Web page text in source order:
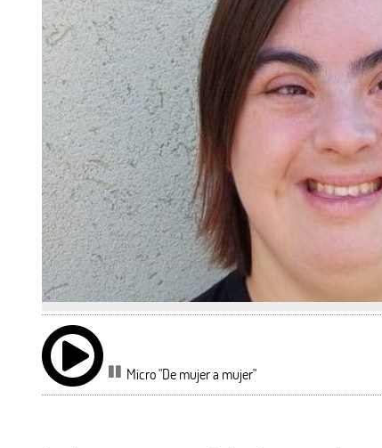
Micro "De mujer a mujer"